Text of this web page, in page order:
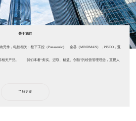
关于我们
件，电控相关：松下工控（Panasonic），金器（MINDMAN），PISCO，亚
相关产品。 我们本着“务实、进取、精益、创新”的经营管理理念，重视人
了解更多